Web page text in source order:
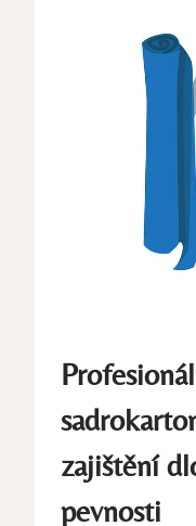
zajištění
pevnosti